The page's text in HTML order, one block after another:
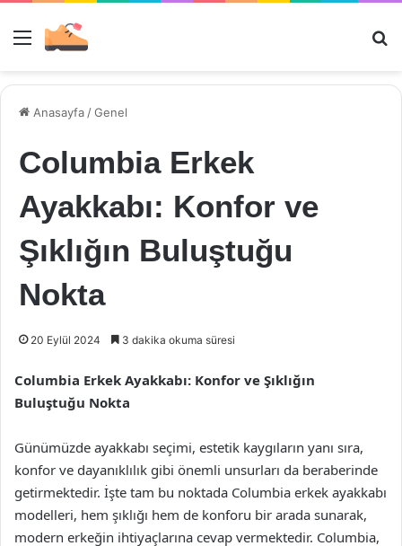
Menü
Anasayfa /Genel
Columbia Erkek
Ayakkabı: Konfor ve
Şıklığın Buluştuğu
Nokta
20 Eylül 2024 3 dakika okuma süresi
Columbia Erkek Ayakkabı: Konfor ve Şıklığın
Buluştuğu Nokta
Günümüzde ayakkabı seçimi, estetik kaygıların yanı sıra,
konfor ve dayanıklılık gibi önemli unsurları da beraberinde
getirmektedir. İşte tam bu noktada Columbia erkek ayakkabı
modelleri, hem şıklığı hem de konforu bir arada sunarak,
modern erkeğin ihtiyaçlarına cevap vermektedir. Columbia,